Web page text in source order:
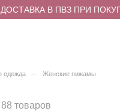
В ПВЗ ПРИ
одежда – Женские пижамы
88 товаров